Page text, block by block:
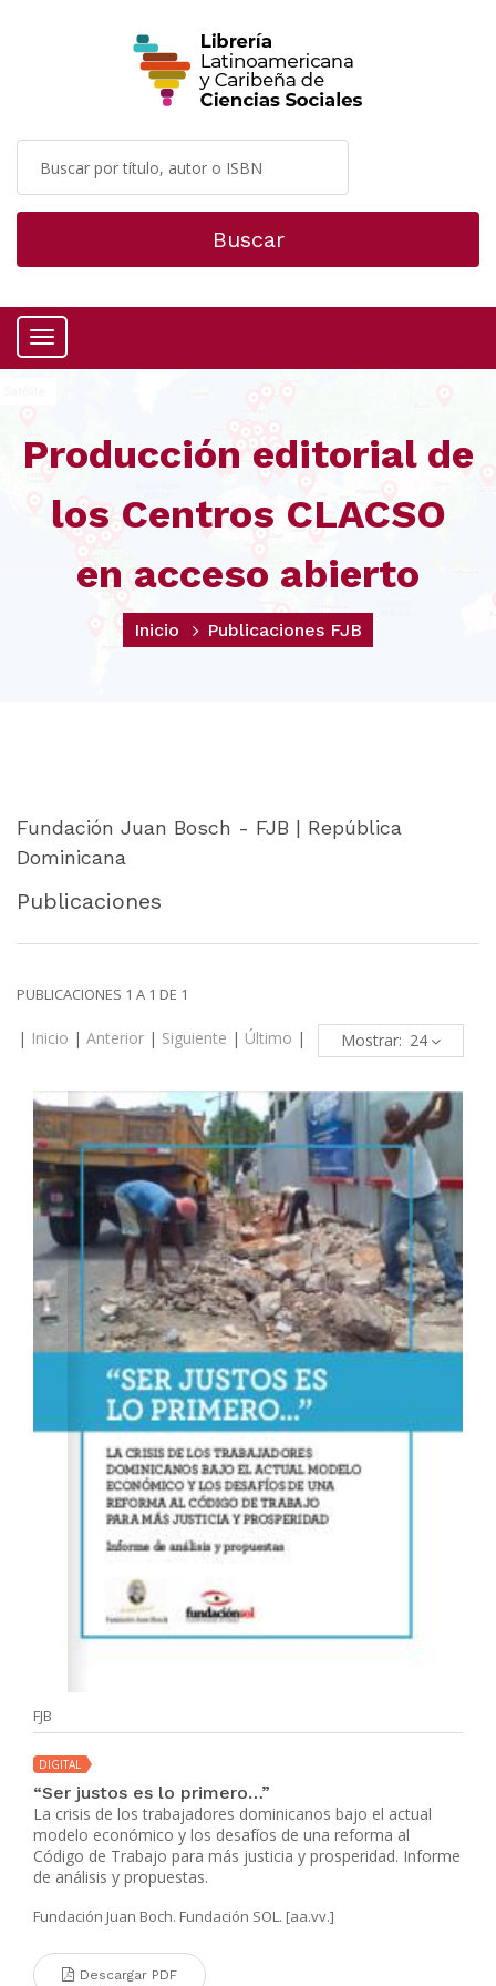
Buscar
Menú
Producción editorial de
los Centros CLACSO
en acceso abierto
Inicio Publicaciones FJB
Fundación Juan Bosch - FJB | República
Dominicana
Publicaciones
PUBLICACIONES 1 A 1 DE 1
| Inicio | Anterior | Siguiente | Último | Mostrar:
FJB
DIGITAL
“Ser justos es lo primero…”
La crisis de los trabajadores dominicanos bajo el actual
modelo económico y los desafíos de una reforma al
Código de Trabajo para más justicia y prosperidad. Informe
de análisis y propuestas.
Fundación Juan Boch. Fundación SOL. [aa.vv.]
Descargar PDF